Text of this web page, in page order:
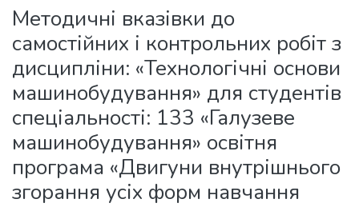
Методичні вказівки до
самостійних і контрольних робіт з
дисципліни: «Технологічні основи
машинобудування» для студентів
спеціальності: 133 «Галузеве
машинобудування» освітня
програма «Двигуни внутрішнього
згорання усіх форм навчання